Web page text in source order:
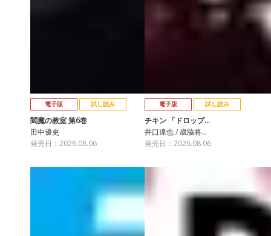
電子版 試し読み
閻魔の教室 第6巻
田中優吏
発売日：2026.08.06
電子版 試し読み
チキン 「ドロップ…
井口達也 / 歳脇将…
発売日：2026.08.06